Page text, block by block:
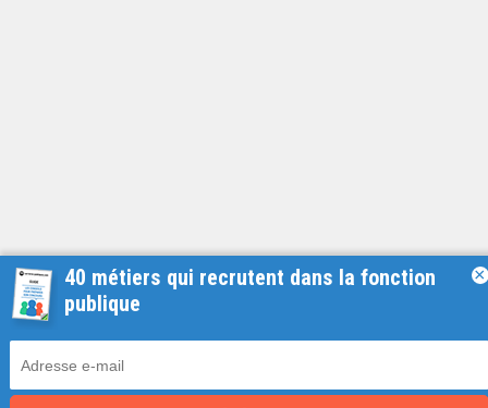
40 métiers qui recrutent dans la fonction
publique
×